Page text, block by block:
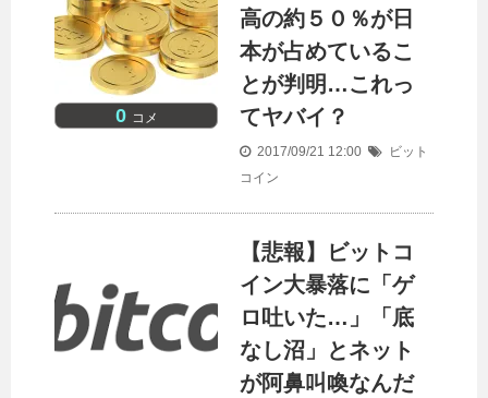
0 コメ
高の約５０％が日
本が占めているこ
とが判明…これっ
てヤバイ？
2017/09/21 12:00
ビット
コイン
【悲報】ビットコ
イン大暴落に「ゲ
ロ吐いた…」「底
なし沼」とネット
が阿鼻叫喚なんだ